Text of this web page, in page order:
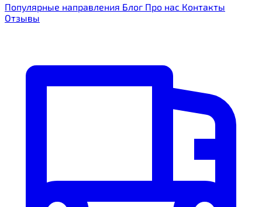
Популярные направления Блог Про нас Контакты
Отзывы